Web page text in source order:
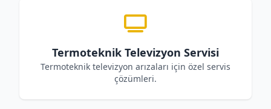
Termoteknik Televizyon Servisi
Termoteknik televizyon arızaları için özel servis
çözümleri.